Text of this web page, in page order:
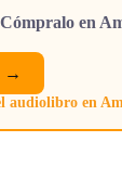
en
→
audiolibro en